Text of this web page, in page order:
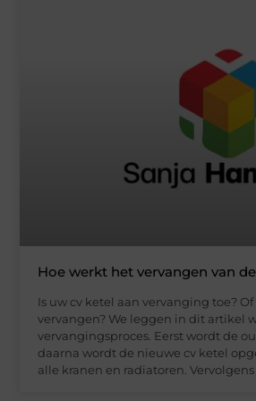
Hoe werkt het vervangen van
Is uw cv ketel aan vervanging toe?
vervangen? We leggen in dit artikel
vervangingsproces. Eerst wordt de
daarna wordt de nieuwe cv ketel
alle kranen en radiatoren.